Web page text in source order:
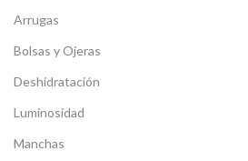
Arrugas
Bolsas y Ojeras
Deshidratación
Luminosidad
Manchas